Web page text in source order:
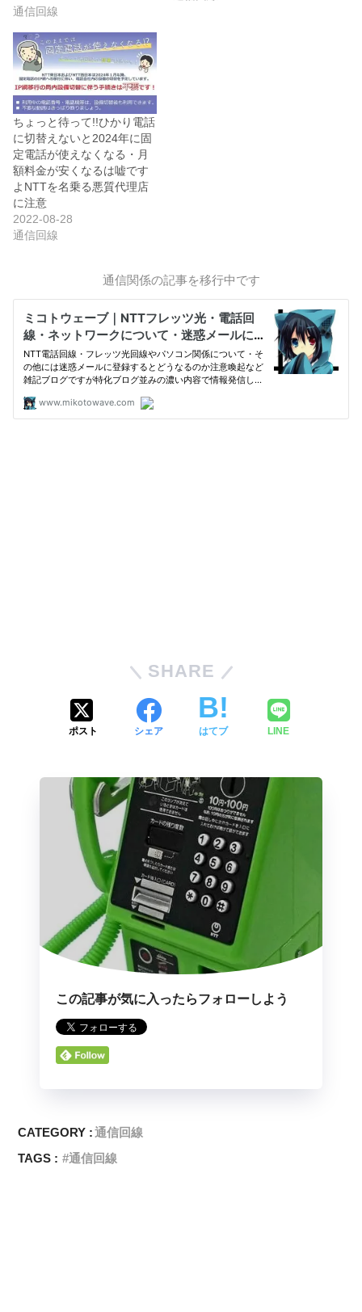
通信回線
ちょっと待って!!ひかり電話
に切替えないと2024年に固
定電話が使えなくなる・月
額料金が安くなるは嘘です
よNTTを名乗る悪質代理店
に注意
2022-08-28
通信回線
通信関係の記事を移行中です
SHARE
ポスト シェア はてブ LINE
この記事が気に入ったらフォローしよう
CATEGORY :通信回線
TAGS :
通信回線